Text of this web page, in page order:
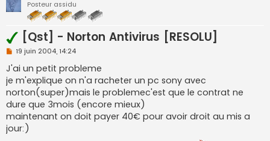
Posteur assidu
[Qst] - Norton Antivirus [RESOLU]
M
s
s
a
g
e
n
o
n
l
19 juin 2004, 14:24
J'ai un petit probleme
je m'explique on n'a racheter un pc sony avec
norton(super)mais le problemec'est que le contrat ne
dure que 3mois (encore mieux)
maintenant on doit payer 40€ pour avoir droit au mis a
jour:)